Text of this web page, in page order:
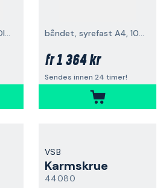
1000-pakning UTVENDIG, rettbåndet båndet, syrefast A4, 1000-pakning
fr1 364 kr
Sendes innen 24 timer!
VSB
Karmskrue
44080